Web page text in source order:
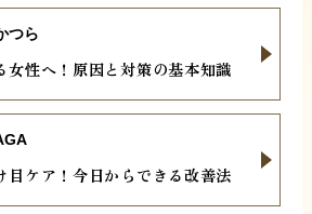
女性へ！原因と対策の基本知識
つら
目ケア！今日からできる改善法